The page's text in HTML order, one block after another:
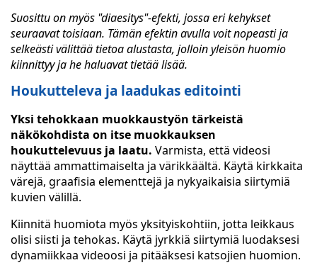
Suosittu on myös "diaesitys"-efekti, jossa eri kehykset
seuraavat toisiaan. Tämän efektin avulla voit nopeasti ja
selkeästi välittää tietoa alustasta, jolloin yleisön huomio
kiinnittyy ja he haluavat tietää lisää.
Houkutteleva ja laadukas editointi
Yksi tehokkaan muokkaustyön tärkeistä
näkökohdista on itse muokkauksen
houkuttelevuus ja laatu. Varmista, että videosi
näyttää ammattimaiselta ja värikkäältä. Käytä kirkkaita
värejä, graafisia elementtejä ja nykyaikaisia siirtymiä
kuvien välillä.
Kiinnitä huomiota myös yksityiskohtiin, jotta leikkaus
olisi siisti ja tehokas. Käytä jyrkkiä siirtymiä luodaksesi
dynamiikkaa videoosi ja pitääksesi katsojien huomion.